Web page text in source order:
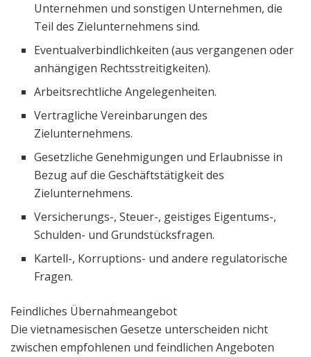
Unternehmen und sonstigen Unternehmen, die
Teil des Zielunternehmens sind.
Eventualverbindlichkeiten (aus vergangenen oder
anhängigen Rechtsstreitigkeiten).
Arbeitsrechtliche Angelegenheiten.
Vertragliche Vereinbarungen des
Zielunternehmens.
Gesetzliche Genehmigungen und Erlaubnisse in
Bezug auf die Geschäftstätigkeit des
Zielunternehmens.
Versicherungs-, Steuer-, geistiges Eigentums-,
Schulden- und Grundstücksfragen.
Kartell-, Korruptions- und andere regulatorische
Fragen.
Feindliches Übernahmeangebot
Die vietnamesischen Gesetze unterscheiden nicht
zwischen empfohlenen und feindlichen Angeboten